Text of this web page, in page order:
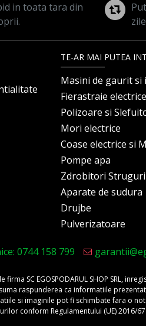
in toata tara din
TE-AR MAI PUTEA
Masini de gaurit
Fierastraie electrice
Polizoare si
Mori electrice
Coase electrice si
Pompe apa
Zdrobitori Struguri
Aparate de sudura
Drujbe
Pulverizatoare
0744 158 799
firma SC EGOSPODARUL SHOP SRL,
raspunderea ca informatiile
si imaginile pot fi schimbate fara o
conform Regulamentului (UE) 2016/